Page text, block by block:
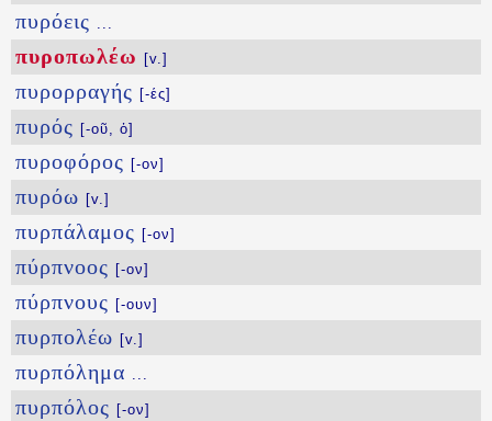
πυρόεις ...
πυροπωλέω [v.]
πυρορραγής [-ές]
πυρός [-οῦ, ὁ]
πυροφόρος [-ον]
πυρόω [v.]
πυρπάλαμος [-ον]
πύρπνοος [-ον]
πύρπνους [-ουν]
πυρπολέω [v.]
πυρπόλημα ...
πυρπόλος [-ον]